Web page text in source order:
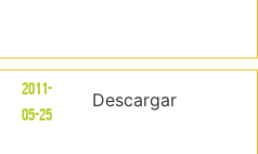
2011-
05-25
Descargar